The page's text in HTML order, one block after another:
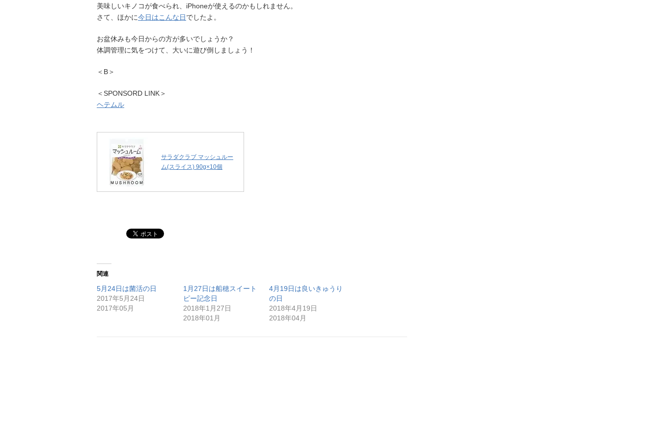
美味しいキノコが食べられ、iPhoneが使えるのかもしれません。
さて、ほかに今日はこんな日でしたよ。
お盆休みも今日からの方が多いでしょうか？
体調管理に気をつけて、大いに遊び倒しましょう！
＜B＞
＜SPONSORD LINK＞
ヘテムル
サラダクラブ マッシュルー
ム(スライス) 90g×10個
関連
5月24日は菌活の日
2017年5月24日
2017年05月
1月27日は船穂スイート
ピー記念日
2018年1月27日
2018年01月
4月19日は良いきゅうり
の日
2018年4月19日
2018年04月